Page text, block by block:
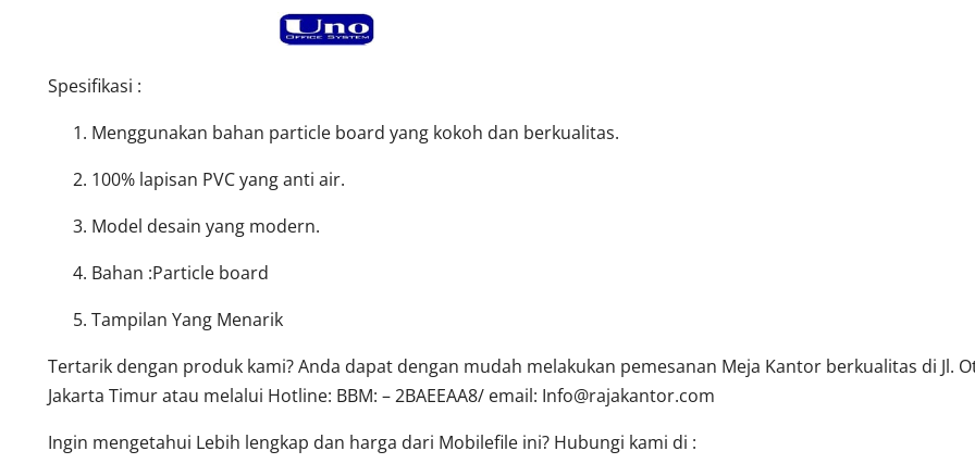
Spesifikasi :
Menggunakan bahan particle board yang kokoh dan berkualitas.
100% lapisan PVC yang anti air.
Model desain yang modern.
Bahan :Particle board
Tampilan Yang Menarik
Tertarik dengan produk kami? Anda dapat dengan mudah melakukan pemesanan Meja Kantor berkualitas di Jl.
Jakarta Timur atau melalui Hotline: BBM: – 2BAEEAA8/ email: Info@rajakantor.com
Ingin mengetahui Lebih lengkap dan harga dari Mobilefile ini? Hubungi kami di :